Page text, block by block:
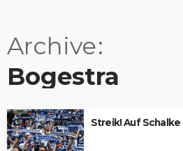
Archive
Bogestra
Streik! Auf